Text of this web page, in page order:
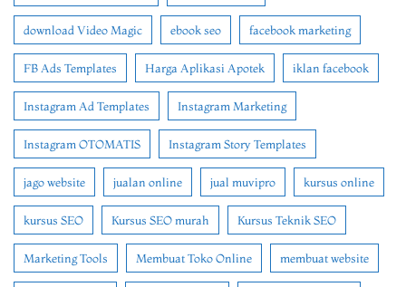
download Video Magic ebook seo facebook marketing
FB Ads Templates Harga Aplikasi Apotek iklan facebook
Instagram Ad Templates Instagram Marketing
Instagram OTOMATIS Instagram Story Templates
jago website jualan online jual muvipro kursus online
kursus SEO Kursus SEO murah Kursus Teknik SEO
Marketing Tools Membuat Toko Online membuat website